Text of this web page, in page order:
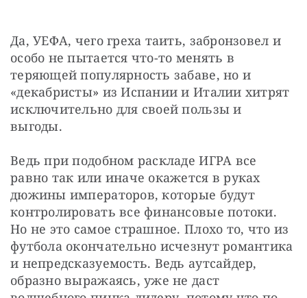
Да, УЕФА, чего греха таить, забронзовел и
особо не пытается что-то менять в
теряющей популярность забаве, но и
«декабристы» из Испании и Италии хитрят
исключительно для своей пользы и
выгоды.
Ведь при подобном раскладе ИГРА все
равно так или иначе окажется в руках
дюжины императоров, которые будут
контролировать все финансовые потоки.
Но не это самое страшное. Плохо то, что из
футбола окончательно исчезнут романтика
и непредсказуемость. Ведь аутсайдер,
образно выражаясь, уже не даст